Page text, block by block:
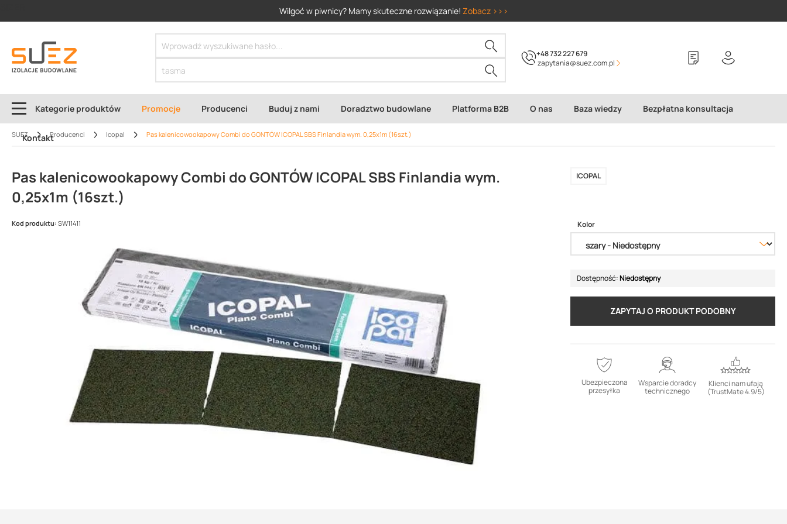
Wilgoć w piwnicy? Mamy skuteczne rozwiązanie! Zobacz >>>
+48 732 227 679
zapytania@suez.com.pl
Kategorie produktów Promocje Producenci Buduj z nami Doradztwo budowlane Platforma B2B O nas Baza wiedzy Bezpłatna konsultacja
Kontakt
SUEZ Producenci Icopal Pas kalenicowookapowy Combi do GONTÓW ICOPAL SBS Finlandia wym. 0,25x1m (16szt.)
Pas kalenicowookapowy Combi do GONTÓW ICOPAL SBS Finlandia wym.
0,25x1m (16szt.)
ICOPAL
Kod produktu: SW11411 Kolor
Dostępność:Niedostępny
ZAPYTAJ O PRODUKT PODOBNY
Ubezpieczona
przesyłka
Wsparcie doradcy
technicznego
Klienci nam ufają
(TrustMate 4.9/5)